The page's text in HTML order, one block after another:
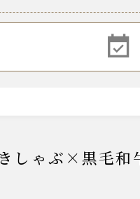
キ ロッソ／ティリア カベ
キ ビアンコ／ティリア シ
ハイ